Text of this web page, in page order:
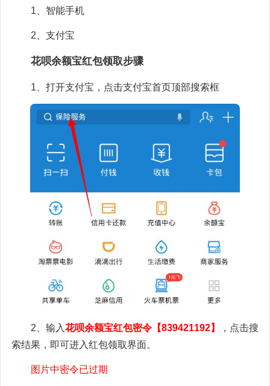
1、智能手机
2、支付宝
花呗余额宝红包领取步骤
1、打开支付宝，点击支付宝首页顶部搜索框
2、输入花呗余额宝红包密令【839421192】
，点击搜
索结果，即可进入红包领取界面。
图片中密令已过期